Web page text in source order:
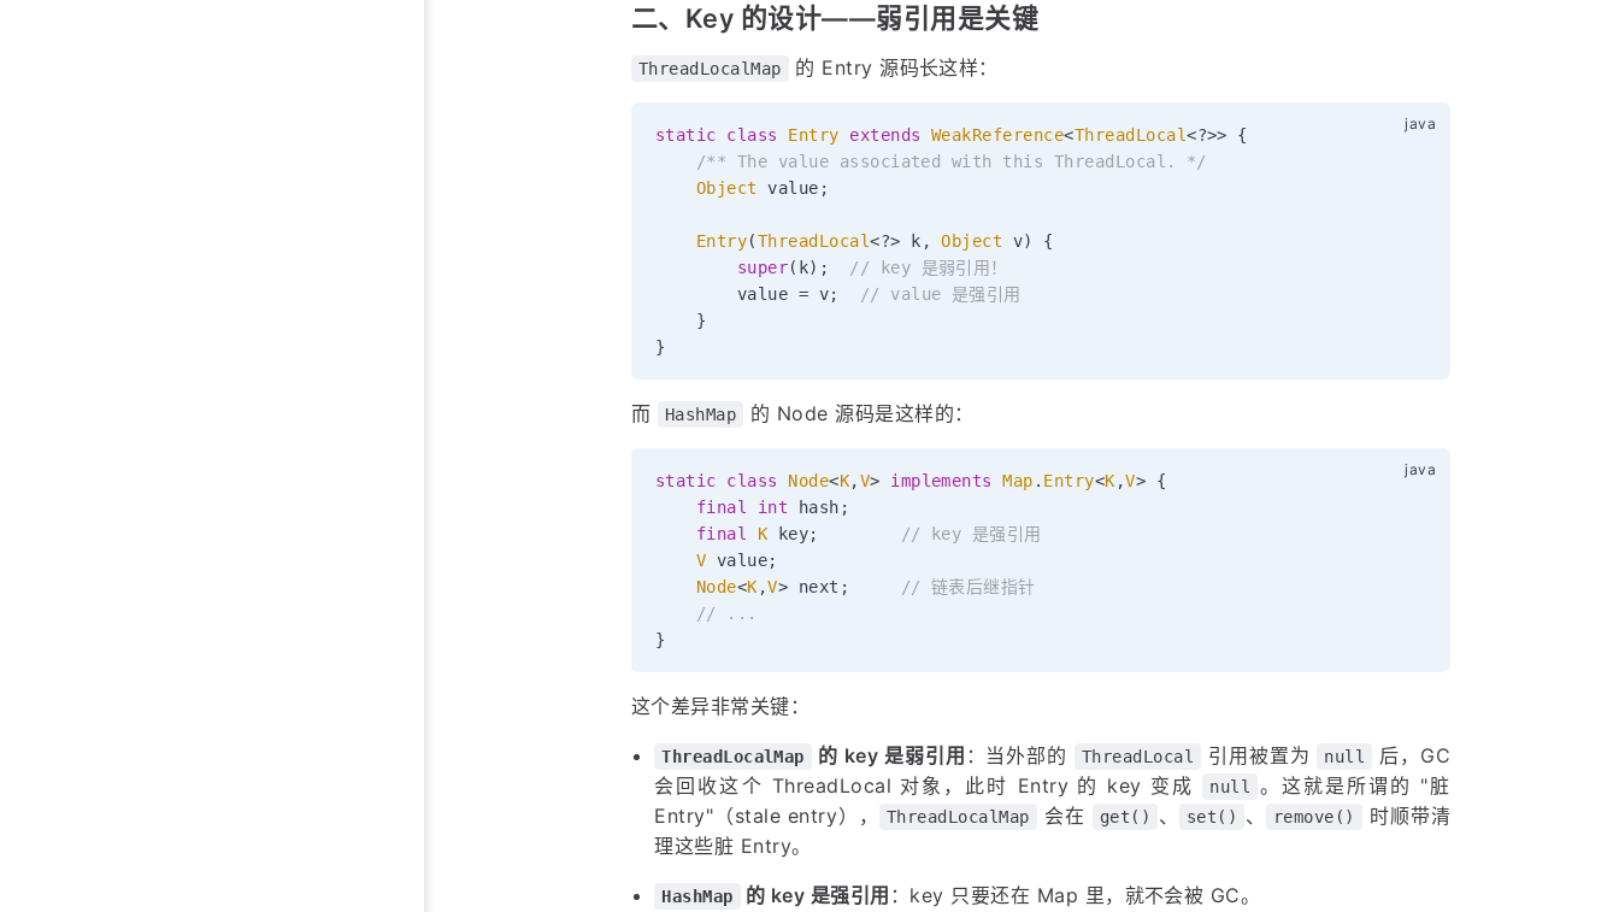
二、Key 的设计——弱引用是关键
ThreadLocalMap 的 Entry 源码长这样：
static class Entry extends WeakReference<ThreadLocal<?>>
{
/** The value associated with this ThreadLocal. */
Object
value ;
Entry(ThreadLocal<?> k , Object v)
{
super( k) ;
// key 是弱引用！
        value
= v;
// value 是强引用
}
}
而 HashMap 的 Node 源码是这样的：
static class Node<K,V> implements Map . Entry<K ,V>
{
final
int hash ;
final
K key;
// key 是强引用
V value;
Node<K ,V> next ;
// 链表后继指针
// ...
}
这个差异非常关键：
ThreadLocalMap 的 key 是弱引用 ：当外部的 ThreadLocal 引用被置为 null
后，GC
会回收这个 ThreadLocal 对象，此时 Entry 的 key 变成
null
。这就是所谓的 "脏
Entry"（stale entry），
ThreadLocalMap 会在 get() 、 set() 、 remove()
时顺带清
理这些脏 Entry。
HashMap 的 key 是强引用 ：key 只要还在 Map 里，就不会被 GC。